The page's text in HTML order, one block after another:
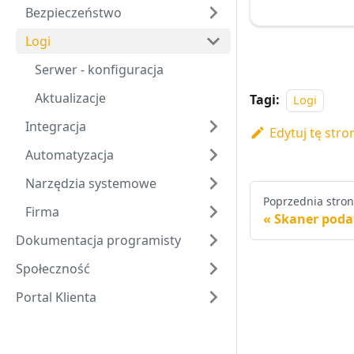
Bezpieczeństwo
Logi
Serwer - konfiguracja
Aktualizacje
Integracja
Automatyzacja
Narzędzia systemowe
Firma
Dokumentacja programisty
Społeczność
Portal Klienta
Tagi: Logi
Edytuj tę
Poprzednia
Skaner